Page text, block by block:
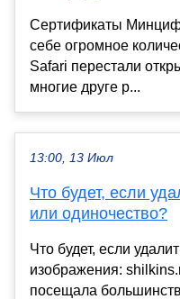
Сертификаты
себе огромное
Safari перестали
многие друге р...
13:00, 13 Июл
Что будет, если
или одиночество?
Что будет, если
изображения:
посещала